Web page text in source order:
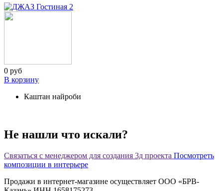
0 руб
В корзину
Каштан найроби
Не нашли что искали?
Связаться с менеджером для создания 3д проекта Посмотреть
композиции в интерьере
Продажи в интернет-магазине осуществляет ООО «БРВ-